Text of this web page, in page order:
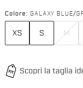
Colore: GALAXY BLUE/
XS S M